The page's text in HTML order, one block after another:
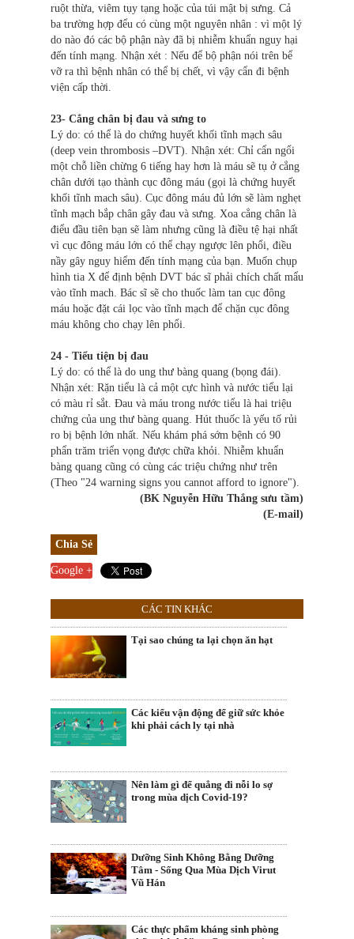
ruột thừa, viêm tụy tạng hoặc của túi mật bị sưng. Cả
ba trường hợp đểu có cùng một nguyên nhân : vì một lý
do nào đó các bộ phận này đã bị nhiễm khuẩn nguy hại
đến tính mạng. Nhận xét : Nếu để bộ phận nói trên bể
vỡ ra thì bệnh nhân có thể bị chết, vì vậy cẩn đi bệnh
viện cấp thời.
23- Cẳng chân bị đau và sưng to
Lý do: có thể là do chứng huyết khối tĩnh mạch sâu
(deep vein thrombosis –DVT). Nhận xét: Chỉ cẩn ngổi
một chỗ liền chừng 6 tiếng hay hơn là máu sẽ tụ ở cẳng
chân dưới tạo thành cục đông máu (gọi là chứng huyết
khối tĩnh mach sâu). Cục đông máu đủ lớn sẽ làm nghẹt
tĩnh mạch bắp chân gây đau và sưng. Xoa cẳng chân là
điểu đầu tiên bạn sẽ làm nhưng cũng là điều tệ hại nhất
vì cục đông máu lớn có thể chạy ngược lên phổi, điều
nầy gây nguy hiểm đến tính mạng của bạn. Muốn chụp
hình tia X để định bệnh DVT bác sĩ phải chích chất mẩu
vào tĩnh mach. Bác sĩ sẽ cho thuốc làm tan cục đông
máu hoặc đặt cái lọc vào tĩnh mạch để chặn cục đông
máu không cho chạy lên phổi.
24 - Tiểu tiện bị đau
Lý do: có thể là do ung thư bàng quang (bọng đái).
Nhận xét: Rặn tiểu là cả một cực hình và nước tiểu lại
có màu rỉ sắt. Đau và máu trong nước tiểu là hai triệu
chứng của ung thư bàng quang. Hút thuốc là yếu tố rủi
ro bị bệnh lớn nhất. Nếu khám phá sớm bệnh có 90
phẩn trăm triển vọng được chữa khỏi. Nhiễm khuẩn
bàng quang cũng có cùng các triệu chứng như trên
(Theo "24 warning signs you cannot afford to ignore").
(BK Nguyễn Hữu Thắng sưu tầm)
(E-mail)
Chia Sẻ
Google +
CÁC TIN KHÁC
Tại sao chúng ta lại chọn ăn hạt
Các kiểu vận động để giữ sức khỏe
khi phải cách ly tại nhà
Nên làm gì để quẳng đi nỗi lo sợ
trong mùa dịch Covid-19?
Dưỡng Sinh Không Bằng Dưỡng
Tâm - Sống Qua Mùa Dịch Virut
Vũ Hán
Các thực phẩm kháng sinh phòng